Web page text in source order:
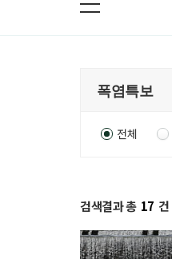
전체
검색결과 총 17 건